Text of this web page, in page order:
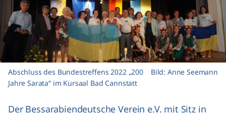
Abschluss des Bundestreffens 2022 „200
Jahre Sarata“ im Kursaal Bad Cannstatt
Bild: Anne Seemann
Der Bessarabiendeutsche Verein e.V. mit Sitz in